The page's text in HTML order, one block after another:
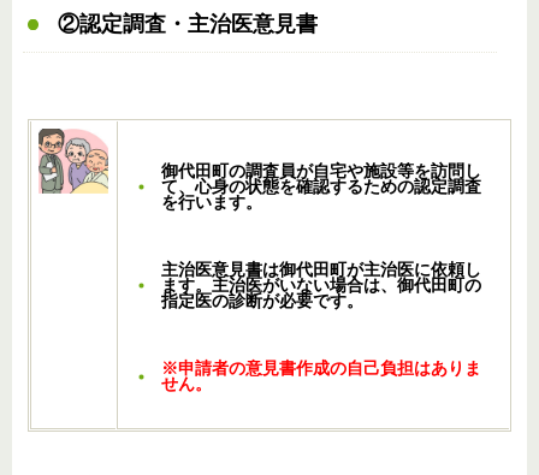
②認定調査・主治医意見書
御代田町の調査員が自宅や施設等を訪問し
て、心身の状態を確認するための認定調査
を行います。
主治医意見書は御代田町が主治医に依頼し
ます。主治医がいない場合は、御代田町の
指定医の診断が必要です。
※申請者の意見書作成の自己負担はありま
せん。